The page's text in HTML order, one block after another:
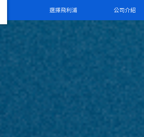
選擇飛利浦 公司介紹